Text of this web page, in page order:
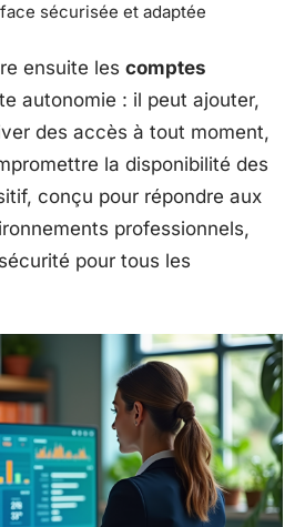
sécurisée et adaptée
ensuite les comptes
autonomie : il peut ajouter,
des accès à tout moment,
la disponibilité des
conçu pour répondre aux
professionnels,
pour tous les